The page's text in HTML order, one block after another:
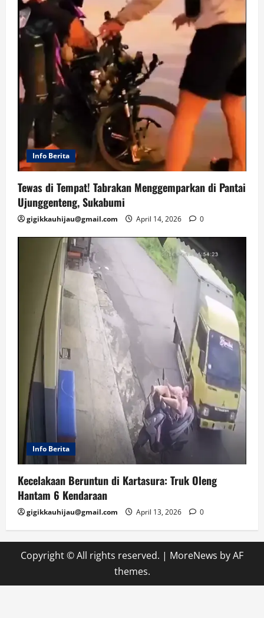
Info Berita
Tewas di Tempat! Tabrakan Menggemparkan di Pantai
Ujunggenteng, Sukabumi
gigikkauhijau@gmail.com April 14, 2026 0
Info Berita
Kecelakaan Beruntun di Kartasura: Truk Oleng
Hantam 6 Kendaraan
gigikkauhijau@gmail.com April 13, 2026 0
Copyright © All rights reserved. | MoreNews by AF
themes.